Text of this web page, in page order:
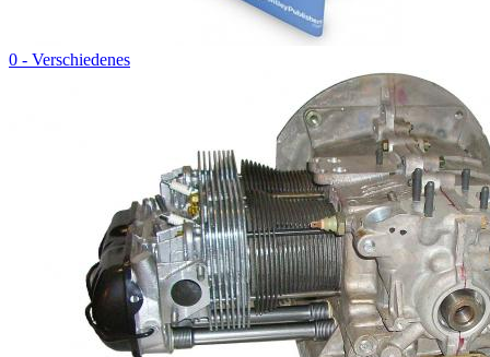
0 - Verschiedenes